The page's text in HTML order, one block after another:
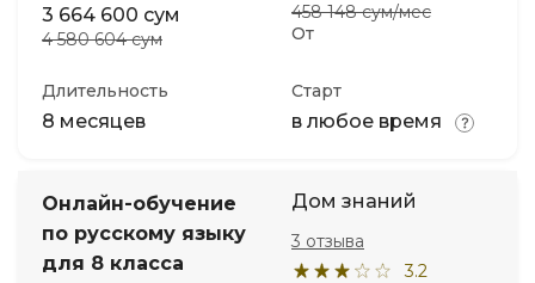
3 664 600 сум
4 580 604 сум От
458 148 сум/мес
Длительность
8 месяцев
Старт
в любое время
Онлайн-обучение
по русскому языку
для 8 класса
Дом знаний
3.2
3 отзыва